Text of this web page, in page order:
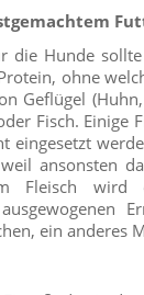
Hunde
ohne
Geflügel
Fisch. Einige
eingesetzt
ansonsten
Fleisch wird
ein anderes